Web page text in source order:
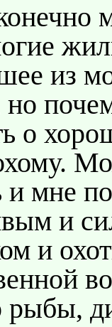
из
о
и мне
и
и
рыбы,